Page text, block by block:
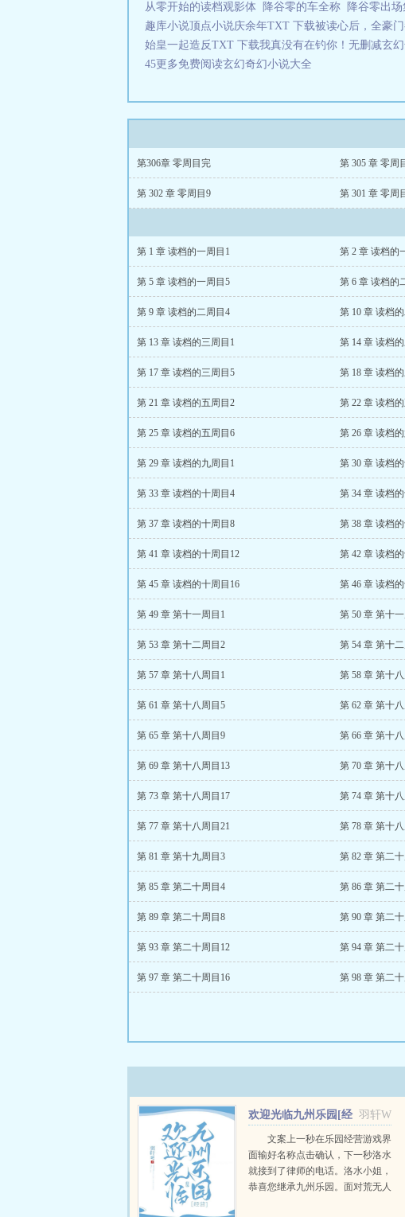
从零开始的读档观影体
降谷零的车全称 降谷零出
趣库小说顶点小说庆余年TXT 下载被读心后，全豪
始皇一起造反TXT 下载我真没有在钓你！无删减玄
45更多免费阅读玄幻奇幻小说大全
第306章 零周目完 第 305 章 零周
第 302 章 零周目9 第 301 章 零周
第 1 章 读档的一周目1 第 2 章 读档的
第 5 章 读档的一周目5 第 6 章 读档的
第 9 章 读档的二周目4 第 10 章 读档
第 13 章 读档的三周目1 第 14 章 读档
第 17 章 读档的三周目5 第 18 章 读档
第 21 章 读档的五周目2 第 22 章 读档
第 25 章 读档的五周目6 第 26 章 读档
第 29 章 读档的九周目1 第 30 章 读档
第 33 章 读档的十周目4 第 34 章 读档
第 37 章 读档的十周目8 第 38 章 读档
第 41 章 读档的十周目12 第 42 章 读档
第 45 章 读档的十周目16 第 46 章 读档
第 49 章 第十一周目1 第 50 章 第十
第 53 章 第十二周目2 第 54 章 第十
第 57 章 第十八周目1 第 58 章 第十
第 61 章 第十八周目5 第 62 章 第十
第 65 章 第十八周目9 第 66 章 第十
第 69 章 第十八周目13 第 70 章 第十
第 73 章 第十八周目17 第 74 章 第十
第 77 章 第十八周目21 第 78 章 第十
第 81 章 第十九周目3 第 82 章 第二
第 85 章 第二十周目4 第 86 章 第二
第 89 章 第二十周目8 第 90 章 第二
第 93 章 第二十周目12 第 94 章 第二
第 97 章 第二十周目16 第 98 章 第二
羽轩W
欢迎光临九州乐园[经
文案上一秒在乐园经营游戏界
面输好名称点击确认，下一秒洛水
就接到了律师的电话。洛水小姐，
恭喜您继承九州乐园。面对荒无人